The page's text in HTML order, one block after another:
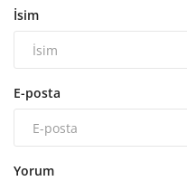
İsim
E-posta
Yorum